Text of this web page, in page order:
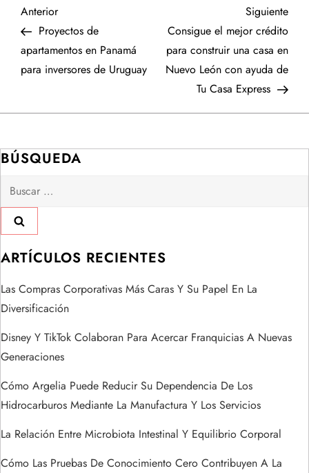
N
a
v
e
g
a
c
i
ó
n
d
e
e
n
Entrada
anterior
Anterior
Proyectos de
apartamentos en Panamá
para inversores de Uruguay
Siguiente
Consigue el mejor crédito
para construir una casa en
Nuevo León con ayuda de
Tu Casa Express
BÚSQUEDA
Buscar:
ARTÍCULOS RECIENTES
Las Compras Corporativas Más Caras Y Su Papel En La
Diversificación
Disney Y TikTok Colaboran Para Acercar Franquicias A Nuevas
Generaciones
Cómo Argelia Puede Reducir Su Dependencia De Los
Hidrocarburos Mediante La Manufactura Y Los Servicios
La Relación Entre Microbiota Intestinal Y Equilibrio Corporal
Cómo Las Pruebas De Conocimiento Cero Contribuyen A La